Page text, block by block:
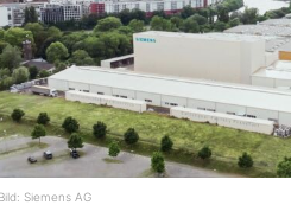
Siemens AG